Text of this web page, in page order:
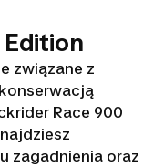
Edition
związane z
Race 900
zagadnienia oraz